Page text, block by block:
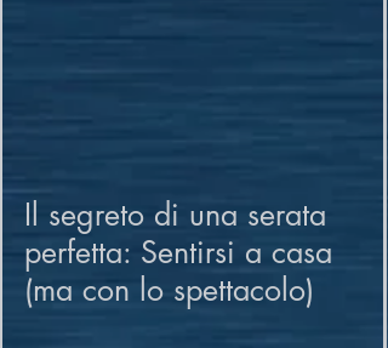
Il segreto di una serata
perfetta: Sentirsi a casa
(ma con lo spettacolo)